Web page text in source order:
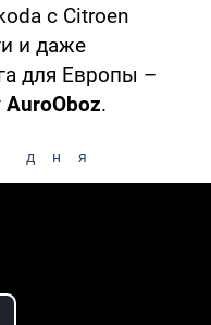
с Citroen
и даже
для Европы –
AuroOboz.
дня